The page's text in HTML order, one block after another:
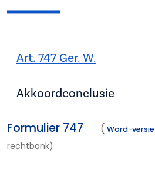
Art. 747 Ger. W.
Akkoordconclusie
Formulier 747 ( Word-versie
rechtbank)